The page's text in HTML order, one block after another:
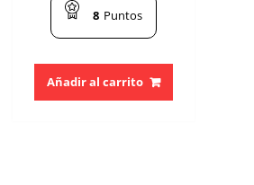
8 Puntos
Añadir al carrito